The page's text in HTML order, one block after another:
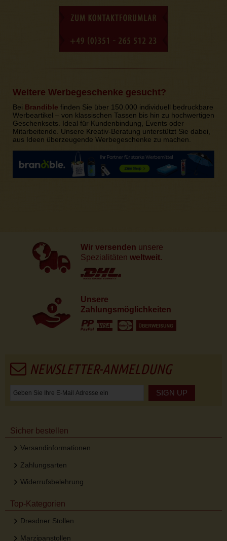
Weitere Werbegeschenke gesucht?
Bei Brandible finden Sie über 150.000 individuell bedruckbare
Werbeartikel – von klassischen Tassen bis hin zu hochwertigen
Geschenksets. Ideal für Kundenbindung, Events oder
Mitarbeitende. Unsere Kreativ-Beratung unterstützt Sie dabei,
aus Ideen überzeugende Werbegeschenke zu machen.
Wir versenden unsere
Spezialitäten weltweit.
Unsere
Zahlungsmöglichkeiten
NEWSLETTER-ANMELDUNG
SIGN UP
Sicher bestellen
Versandinformationen
Zahlungsarten
Widerrufsbelehrung
Top-Kategorien
Dresdner Stollen
Marzipanstollen